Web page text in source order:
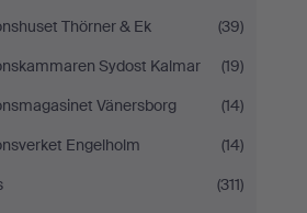
Thörner & Ek
(39)
Sydost Kalmar
(19)
Vänersborg
(14)
Engelholm
(14)
(311)